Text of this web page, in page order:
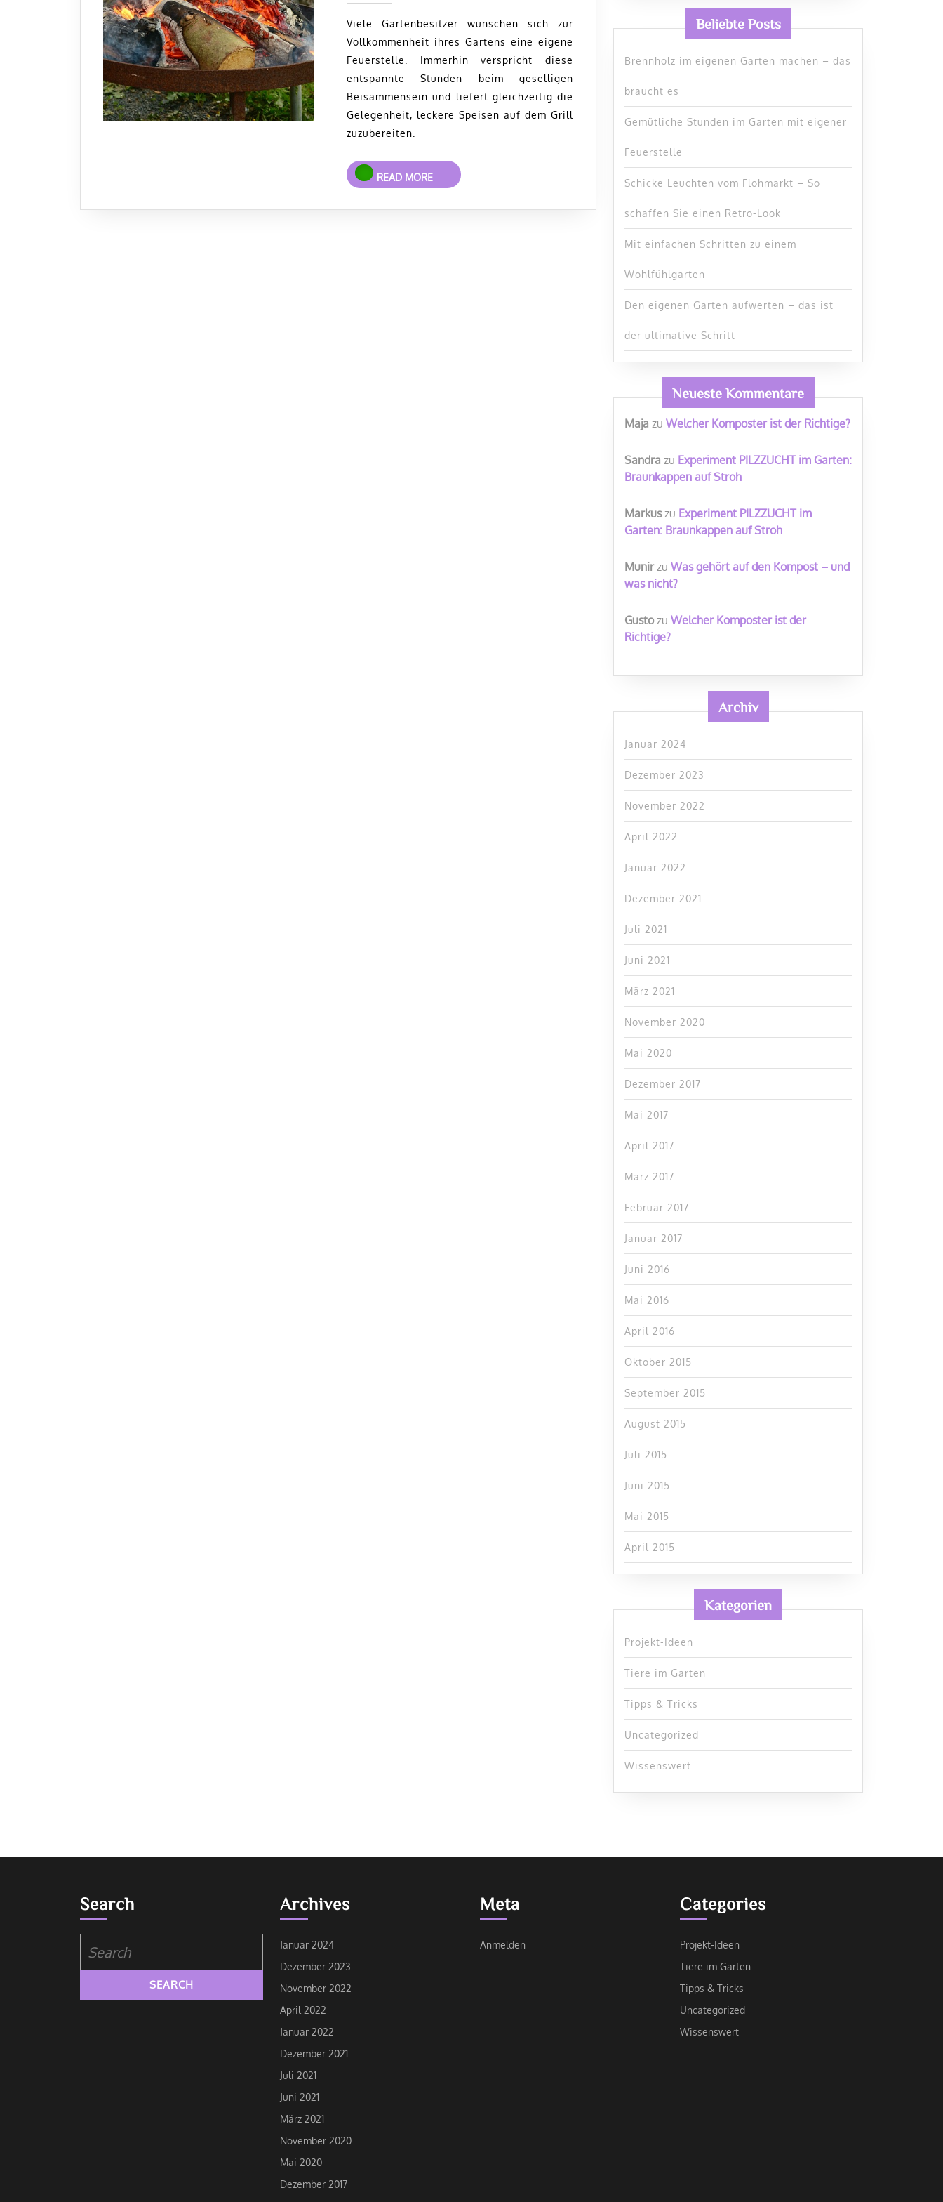
Garten
mit
eigener
Feuerstelle
Viele Gartenbesitzer wünschen sich zur
Vollkommenheit ihres Gartens eine eigene
Feuerstelle. Immerhin verspricht diese
entspannte Stunden beim geselligen
Beisammensein und liefert gleichzeitig die
Gelegenheit, leckere Speisen auf dem Grill
zuzubereiten.
READ MORE
READ
MORE
Beliebte Posts
Brennholz im eigenen Garten machen – das
braucht es
Gemütliche Stunden im Garten mit eigener
Feuerstelle
Schicke Leuchten vom Flohmarkt – So
schaffen Sie einen Retro-Look
Mit einfachen Schritten zu einem
Wohlfühlgarten
Den eigenen Garten aufwerten – das ist
der ultimative Schritt
Neueste Kommentare
Maja zu Welcher Komposter ist der Richtige?
Sandra zu Experiment PILZZUCHT im Garten:
Braunkappen auf Stroh
Markuszu Experiment PILZZUCHT im
Garten: Braunkappen auf Stroh
Munirzu Was gehört auf den Kompost – und
was nicht?
Gustozu Welcher Komposter ist der
Richtige?
Archiv
Januar 2024
Dezember 2023
November 2022
April 2022
Januar 2022
Dezember 2021
Juli 2021
Juni 2021
März 2021
November 2020
Mai 2020
Dezember 2017
Mai 2017
April 2017
März 2017
Februar 2017
Januar 2017
Juni 2016
Mai 2016
April 2016
Oktober 2015
September 2015
August 2015
Juli 2015
Juni 2015
Mai 2015
April 2015
Kategorien
Projekt-Ideen
Tiere im Garten
Tipps & Tricks
Uncategorized
Wissenswert
Search
for:
Archives
Januar 2024
Dezember 2023
November 2022
April 2022
Januar 2022
Dezember 2021
Juli 2021
Juni 2021
März 2021
November 2020
Mai 2020
Dezember 2017
Meta
Anmelden
Categories
Projekt-Ideen
Tiere im Garten
Tipps & Tricks
Uncategorized
Wissenswert